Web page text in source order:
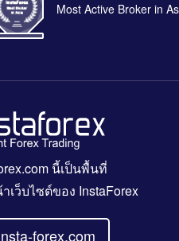
Most Active Broker in
นี้เป็นพื้นที่
ว็บไซต์ของ InstaForex
forex.com